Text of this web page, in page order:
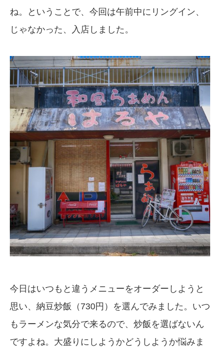
ね。ということで、今回は午前中にリングイン、
じゃなかった、入店しました。
今日はいつもと違うメニューをオーダーしようと
思い、納豆炒飯（730円）を選んでみました。いつ
もラーメンな気分で来るので、炒飯を選ばないん
ですよね。大盛りにしようかどうしようか悩みま